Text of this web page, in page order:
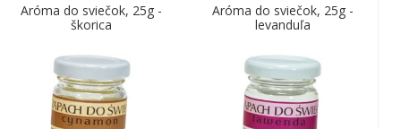
Aróma do sviečok, 25g -
škorica
Aróma do sviečok, 25g -
levanduľa